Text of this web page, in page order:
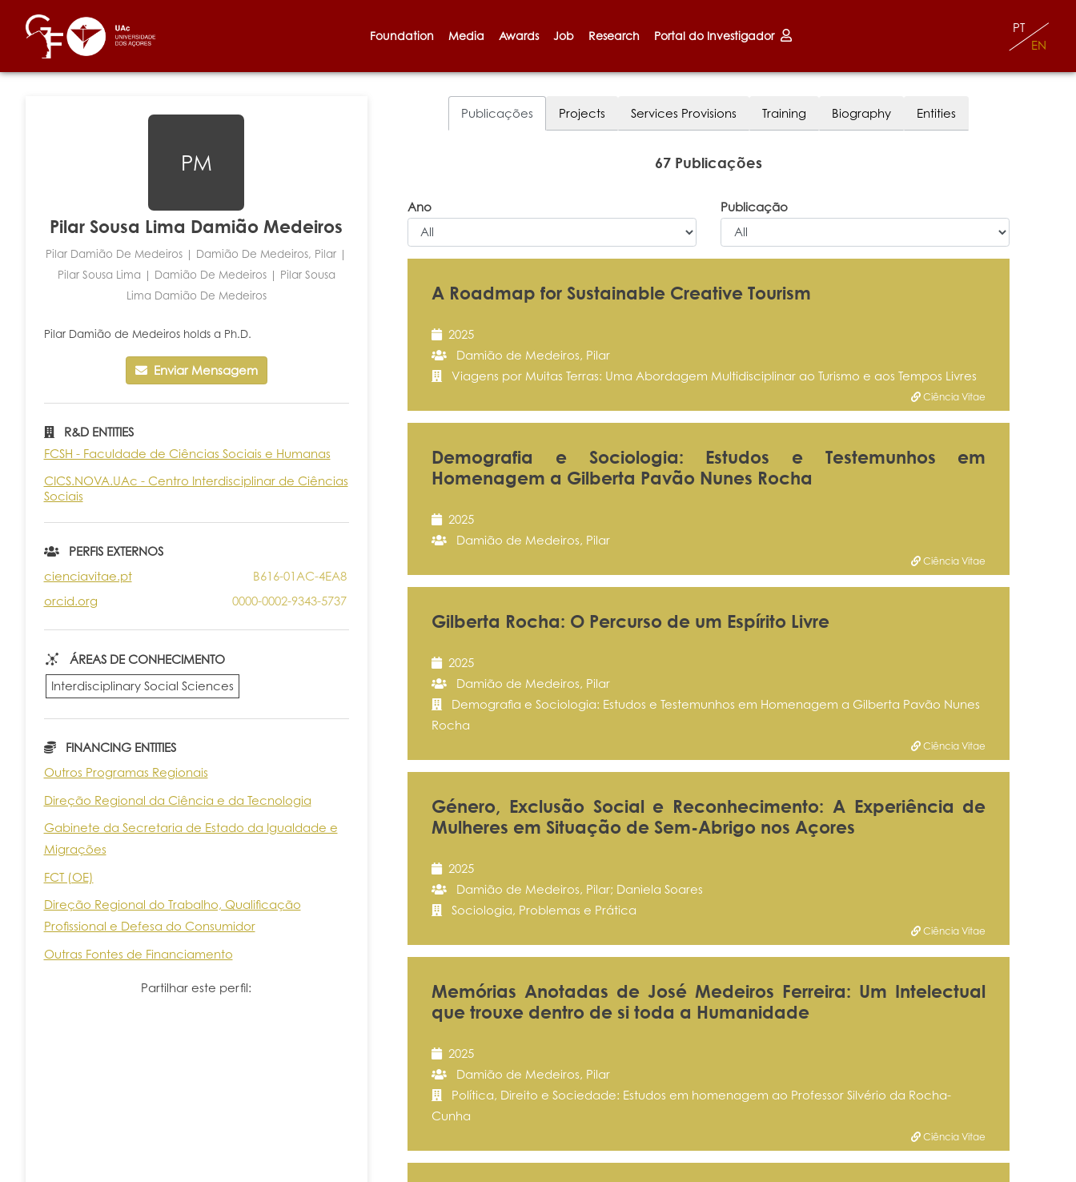
Foundation Media Awards Job Research Portal do Investigador
EN
PT
PM
Pilar Sousa Lima Damião Medeiros
Pilar Damião De Medeiros | Damião De Medeiros, Pilar |
Pilar Sousa Lima | Damião De Medeiros | Pilar Sousa
Lima Damião De Medeiros
Pilar Damião de Medeiros holds a Ph.D.
Enviar Mensagem
R&D ENTITIES
FCSH - Faculdade de Ciências Sociais e Humanas
CICS.NOVA.UAc - Centro Interdisciplinar de Ciências
Sociais
PERFIS EXTERNOS
cienciavitae.pt
B616-01AC-4EA8
orcid.org
0000-0002-9343-5737
ÁREAS DE CONHECIMENTO
Interdisciplinary Social Sciences
FINANCING ENTITIES
Outros Programas Regionais
Direção Regional da Ciência e da Tecnologia
Gabinete da Secretaria de Estado da Igualdade e
Migrações
FCT (OE)
Direção Regional do Trabalho, Qualificação
Profissional e Defesa do Consumidor
Outras Fontes de Financiamento
Partilhar este perfil:
Publicações Projects Services Provisions Training Biography Entities
67 Publicações
Ano Publicação
A Roadmap for Sustainable Creative Tourism
2025
Damião de Medeiros, Pilar
Viagens por Muitas Terras: Uma Abordagem Multidisciplinar ao Turismo e aos Tempos Livres
Ciência Vitae
Demografia e Sociologia: Estudos e Testemunhos em
Homenagem a Gilberta Pavão Nunes Rocha
2025
Damião de Medeiros, Pilar
Ciência Vitae
Gilberta Rocha: O Percurso de um Espírito Livre
2025
Damião de Medeiros, Pilar
Demografia e Sociologia: Estudos e Testemunhos em Homenagem a Gilberta Pavão Nunes
Rocha
Ciência Vitae
Género, Exclusão Social e Reconhecimento: A Experiência de
Mulheres em Situação de Sem-Abrigo nos Açores
2025
Damião de Medeiros, Pilar; Daniela Soares
Sociologia, Problemas e Prática
Ciência Vitae
Memórias Anotadas de José Medeiros Ferreira: Um Intelectual
que trouxe dentro de si toda a Humanidade
2025
Damião de Medeiros, Pilar
Política, Direito e Sociedade: Estudos em homenagem ao Professor Silvério da Rocha-
Cunha
Ciência Vitae